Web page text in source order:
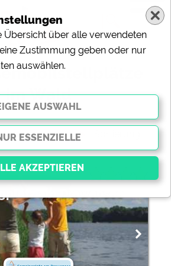
im Wald
am Drewensee
Übersicht über alle verwendeten
Zustimmung geben oder nur
auswählen.
grundlegende
einwandfreie Funktion der
Ohne diese Cookies
nicht funktionieren.